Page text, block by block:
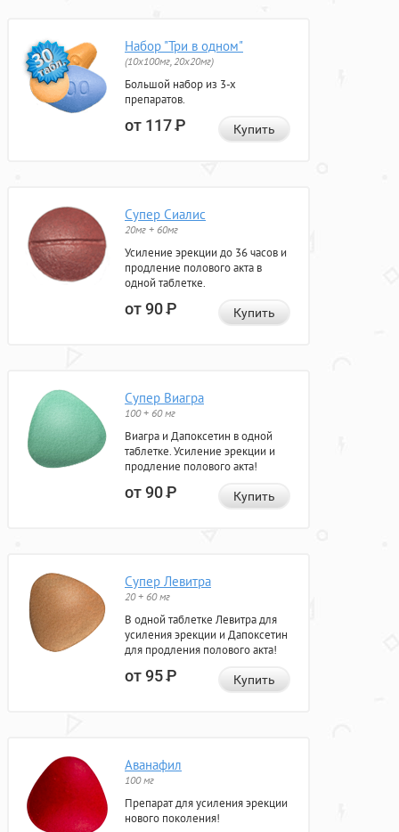
Набор "Три в одном"
(10x100мг, 20x20мг)
Большой набор из 3-х
препаратов.
от 117Р Купить
Супер Сиалис
20мг + 60мг
Усиление эрекции до 36 часов и
продление полового акта в
одной таблетке.
от 90Р Купить
Супер Виагра
100 + 60 мг
Виагра и Дапоксетин в одной
таблетке. Усиление эрекции и
продление полового акта!
от 90Р Купить
Супер Левитра
20 + 60 мг
В одной таблетке Левитра для
усиления эрекции и Дапоксетин
для продления полового акта!
от 95Р Купить
Аванафил
100 мг
Препарат для усиления эрекции
нового поколения!